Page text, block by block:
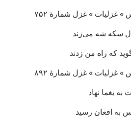
غزلیات » غزل شمارهٔ ۷۵۲
سکه شه می‌زند
که راه من زدند
غزلیات » غزل شمارهٔ ۸۹۲
یغما نهاد
به افغان رسید